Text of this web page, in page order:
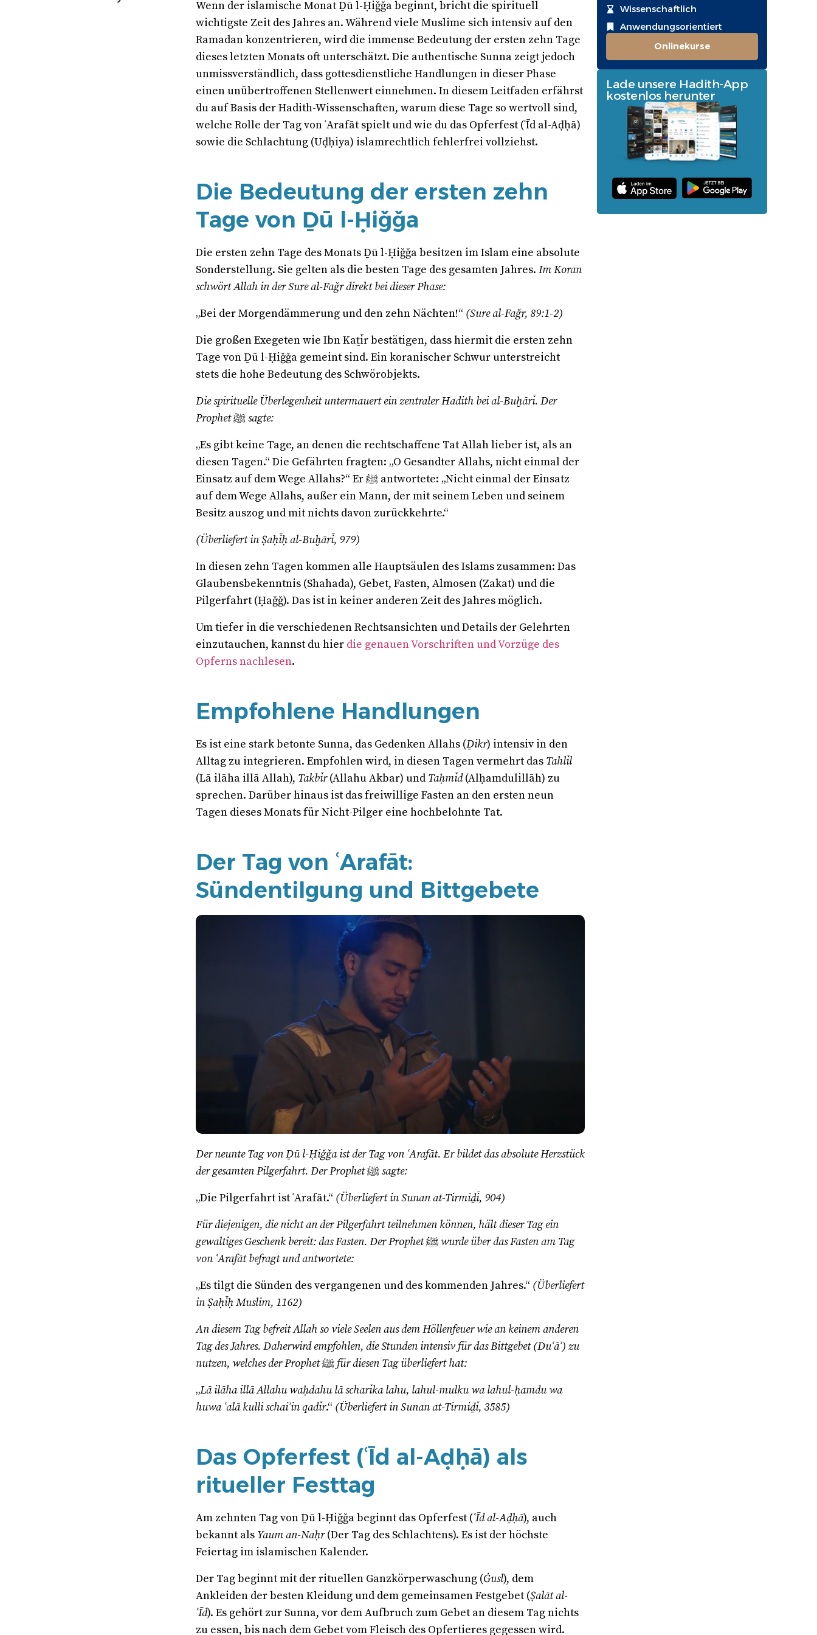
Wenn der islamische Monat Ḏū l-Ḥiǧǧa beginnt, bricht die spirituell
wichtigste Zeit des Jahres an. Während viele Muslime sich intensiv auf den
Ramadan konzentrieren, wird die immense Bedeutung der ersten zehn Tage
dieses letzten Monats oft unterschätzt. Die authentische Sunna zeigt jedoch
unmissverständlich, dass gottesdienstliche Handlungen in dieser Phase
einen unübertroffenen Stellenwert einnehmen. In diesem Leitfaden erfährst
du auf Basis der Hadith-Wissenschaften, warum diese Tage so wertvoll sind,
welche Rolle der Tag von ʿArafāt spielt und wie du das Opferfest (ʿĪd al-Aḍḥā)
sowie die Schlachtung (Uḍḥiya) islamrechtlich fehlerfrei vollziehst.
Die Bedeutung der ersten zehn
Tage von Ḏū l-Ḥiǧǧa
Die ersten zehn Tage des Monats Ḏū l-Ḥiǧǧa besitzen im Islam eine absolute
Sonderstellung. Sie gelten als die besten Tage des gesamten Jahres. Im Koran
schwört Allah in der Sure al-Faǧr direkt bei dieser Phase:
„Bei der Morgendämmerung und den zehn Nächten!“ (Sure al-Faǧr, 89:1-2)
Die großen Exegeten wie Ibn Kaṯīr bestätigen, dass hiermit die ersten zehn
Tage von Ḏū l-Ḥiǧǧa gemeint sind. Ein koranischer Schwur unterstreicht
stets die hohe Bedeutung des Schwörobjekts.
Die spirituelle Überlegenheit untermauert ein zentraler Hadith bei al-Buḫārī. Der
Prophet
sagte:
„Es gibt keine Tage, an denen die rechtschaffene Tat Allah lieber ist, als an
diesen Tagen.“ Die Gefährten fragten: „O Gesandter Allahs, nicht einmal der
Einsatz auf dem Wege Allahs?“ Er
antwortete: „Nicht einmal der Einsatz
auf dem Wege Allahs, außer ein Mann, der mit seinem Leben und seinem
Besitz auszog und mit nichts davon zurückkehrte.“
(Überliefert in Ṣaḥīḥ al-Buḫārī, 979)
In diesen zehn Tagen kommen alle Hauptsäulen des Islams zusammen: Das
Glaubensbekenntnis (Shahada), Gebet, Fasten, Almosen (Zakat) und die
Pilgerfahrt (Ḥaǧǧ). Das ist in keiner anderen Zeit des Jahres möglich.
Um tiefer in die verschiedenen Rechtsansichten und Details der Gelehrten
einzutauchen, kannst du hier die genauen Vorschriften und Vorzüge des
Opferns nachlesen.
Empfohlene Handlungen
Es ist eine stark betonte Sunna, das Gedenken Allahs (Ḏikr) intensiv in den
Alltag zu integrieren. Empfohlen wird, in diesen Tagen vermehrt das Tahlīl
(Lā ilāha illā Allah), Takbīr(Allahu Akbar) und Taḥmīd(Alḥamdulillāh) zu
sprechen. Darüber hinaus ist das freiwillige Fasten an den ersten neun
Tagen dieses Monats für Nicht-Pilger eine hochbelohnte Tat.
Der Tag von ʿArafāt:
Sündentilgung und Bittgebete
Der neunte Tag von Ḏū l-Ḥiǧǧa ist der Tag von ʿArafāt. Er bildet das absolute Herzstück
der gesamten Pilgerfahrt. Der Prophet
sagte:
„Die Pilgerfahrt ist ʿArafāt.“ (Überliefert in Sunan at-Tirmiḏī, 904)
Für diejenigen, die nicht an der Pilgerfahrt teilnehmen können, hält dieser Tag ein
gewaltiges Geschenk bereit: das Fasten. Der Prophet
wurde über das Fasten am Tag
von ʿArafāt befragt und antwortete:
„Es tilgt die Sünden des vergangenen und des kommenden Jahres.“ (Überliefert
in Ṣaḥīḥ Muslim, 1162)
An diesem Tag befreit Allah so viele Seelen aus dem Höllenfeuer wie an keinem anderen
Tag des Jahres. Daherwird empfohlen, die Stunden intensiv für das Bittgebet (Duʿāʾ) zu
nutzen, welches der Prophet
für diesen Tag überliefert hat:
„Lā ilāha illā Allahu waḥdahu lā scharīka lahu, lahul-mulku wa lahul-ḥamdu wa
huwa ʿalā kulli schaiʾin qadīr.“ (Überliefert in Sunan at-Tirmiḏī, 3585)
Das Opferfest (ʿĪd al-Aḍḥā) als
ritueller Festtag
Am zehnten Tag von Ḏū l-Ḥiǧǧa beginnt das Opferfest (ʿĪd al-Aḍḥā), auch
bekannt als Yaum an-Naḥr(Der Tag des Schlachtens). Es ist der höchste
Feiertag im islamischen Kalender.
Der Tag beginnt mit der rituellen Ganzkörperwaschung (Ġusl), dem
Ankleiden der besten Kleidung und dem gemeinsamen Festgebet (Ṣalāt al-
ʿĪd). Es gehört zur Sunna, vor dem Aufbruch zum Gebet an diesem Tag nichts
zu essen, bis nach dem Gebet vom Fleisch des Opfertieres gegessen wird.
Wissenschaftlich
Anwendungsorientiert
Onlinekurse
Lade unsere Hadith-App
kostenlos herunter